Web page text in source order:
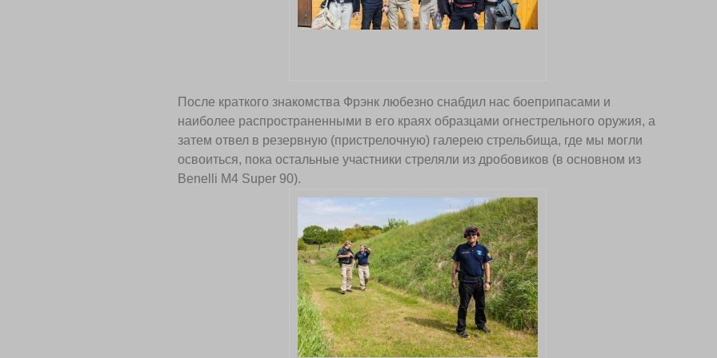
После краткого знакомства Фрэнк любезно снабдил нас боеприпасами и
наиболее распространенными в его краях образцами огнестрельного оружия, а
затем отвел в резервную (пристрелочную) галерею стрельбища, где мы могли
освоиться, пока остальные участники стреляли из дробовиков (в основном из
Benelli M4 Super 90).